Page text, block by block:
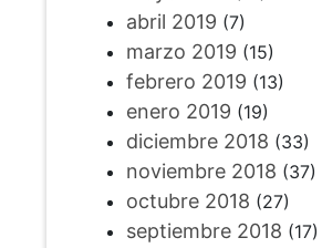
abril 2019 (7)
marzo 2019 (15)
febrero 2019 (13)
enero 2019 (19)
diciembre 2018 (33)
noviembre 2018 (37)
octubre 2018 (27)
septiembre 2018 (17)